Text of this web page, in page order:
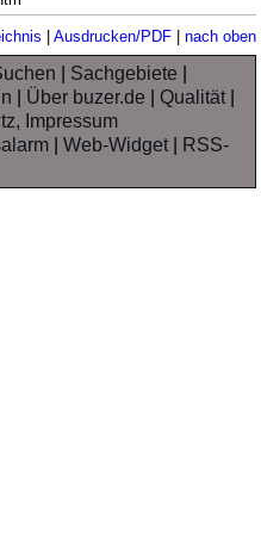
| Ausdrucken/PDF| nach oben
Sachgebiete
Über buzer.de |Qualität|
Impressum
|Web-Widget|
RSS-